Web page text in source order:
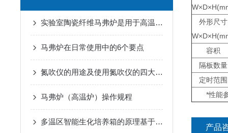
实验室陶瓷纤维马弗炉是用于高温实验的加热设备
马弗炉在日常使用中的6个要点
氮吹仪的用途及使用氮吹仪的四大优势
马弗炉（高温炉）操作规程
多温区智能生化培养箱的原理基于反馈控制系统
外形尺寸
容积
隔板数量
定时范围
*性能
产品